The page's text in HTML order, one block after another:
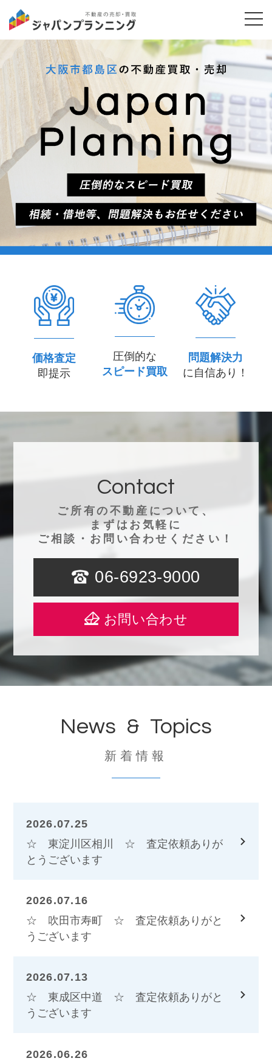
価格査定
即提示
圧倒的な
スピード買取
問題解決力
に自信あり！
Contact
ご所有の不動産について、
まずはお気軽に
ご相談・お問い合わせください！
06-6923-9000
お問い合わせ
News & Topics
新着情報
2026.07.25
☆ 東淀川区相川 ☆ 査定依頼ありが
とうございます
2026.07.16
☆ 吹田市寿町 ☆ 査定依頼ありがと
うございます
2026.07.13
☆ 東成区中道 ☆ 査定依頼ありがと
うございます
2026.06.26